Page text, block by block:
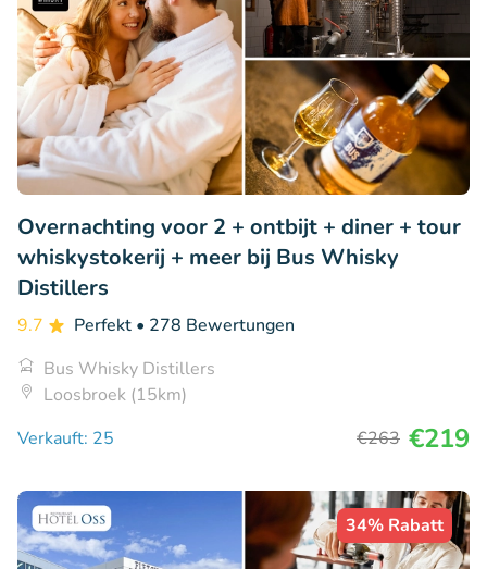
Overnachting voor 2 + ontbijt + diner + tour
whiskystokerij + meer bij Bus Whisky
Distillers
9.7 Perfekt • 278 Bewertungen
Bus Whisky Distillers
Loosbroek (15km)
Verkauft: 25
€263 €219
34% Rabatt